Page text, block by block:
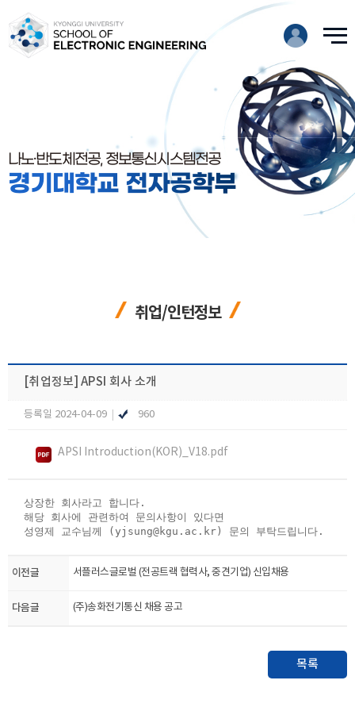
나노·반도체전공, 정보통신시스템전공
경기대학교 전자공학부
취업/인턴정보
[취업정보] APSI 회사 소개
등록일 2024-04-09 960
APSI Introduction(KOR)_V18.pdf
상장한 회사라고 합니다.
해당 회사에 관련하여 문의사항이 있다면
성영제 교수님께 (yjsung@kgu.ac.kr) 문의 부탁드립니다.​
이전글 서플러스글로벌 (전공트랙 협력사, 중견기업) 신입채용
다음글 (주)송화전기통신 채용 공고
목록